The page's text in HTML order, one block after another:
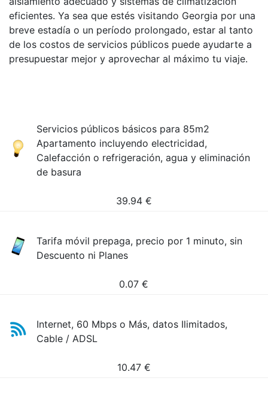
eficientes. Ya sea que estés visitando Georgia por una
breve estadía o un período prolongado, estar al tanto
de los costos de servicios públicos puede ayudarte a
presupuestar mejor y aprovechar al máximo tu viaje.
Servicios públicos básicos para 85m2
Apartamento incluyendo electricidad,
Calefacción o refrigeración, agua y eliminación
de basura
39.94 €
Tarifa móvil prepaga, precio por 1 minuto, sin
Descuento ni Planes
0.07 €
Internet, 60 Mbps o Más, datos Ilimitados,
Cable / ADSL
10.47 €